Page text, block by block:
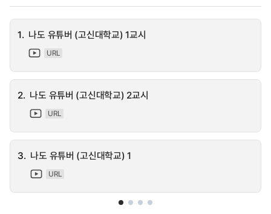
1. 나도 유튜버 (고신대학교) 1교시
URL
2. 나도 유튜버 (고신대학교) 2교시
URL
3. 나도 유튜버 (고신대학교) 1
URL